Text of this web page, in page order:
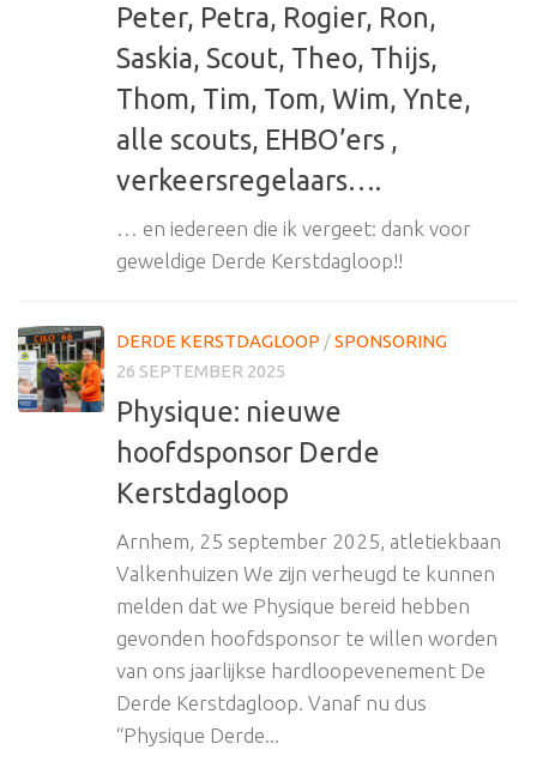
Peter, Petra, Rogier, Ron,
Saskia, Scout, Theo, Thijs,
Thom, Tim, Tom, Wim, Ynte,
alle scouts, EHBO’ers ,
verkeersregelaars….
… en iedereen die ik vergeet: dank voor
geweldige Derde Kerstdagloop!!
DERDE KERSTDAGLOOP /SPONSORING
26 SEPTEMBER 2025
Physique: nieuwe
hoofdsponsor Derde
Kerstdagloop
Arnhem, 25 september 2025, atletiekbaan
Valkenhuizen We zijn verheugd te kunnen
melden dat we Physique bereid hebben
gevonden hoofdsponsor te willen worden
van ons jaarlijkse hardloopevenement De
Derde Kerstdagloop. Vanaf nu dus
“Physique Derde...